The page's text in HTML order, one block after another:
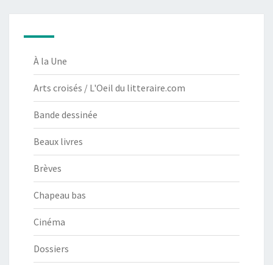
À la Une
Arts croisés / L'Oeil du litteraire.com
Bande dessinée
Beaux livres
Brèves
Chapeau bas
Cinéma
Dossiers